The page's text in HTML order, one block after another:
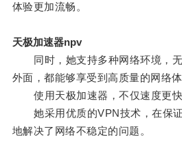
体验更加流畅。
天极加速器npv
同时，她支持多种网络环境，无
外面，都能够享受到高质量的网络体
使用天极加速器，不仅速度更快
她采用优质的VPN技术，在保证
地解决了网络不稳定的问题。